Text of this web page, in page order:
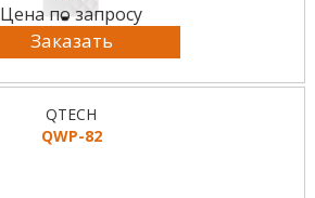
Цена по запросу
Заказать
QTECH
QWP-82